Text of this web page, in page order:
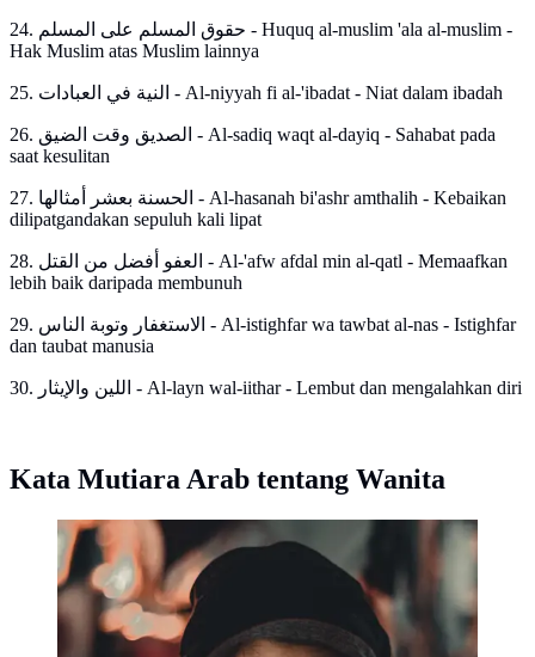
24. حقوق المسلم على المسلم - Huquq al-muslim 'ala al-muslim -
Hak Muslim atas Muslim lainnya
25. النية في العبادات - Al-niyyah fi al-'ibadat - Niat dalam ibadah
26. الصديق وقت الضيق - Al-sadiq waqt al-dayiq - Sahabat pada
saat kesulitan
27. الحسنة بعشر أمثالها - Al-hasanah bi'ashr amthalih - Kebaikan
dilipatgandakan sepuluh kali lipat
28. العفو أفضل من القتل - Al-'afw afdal min al-qatl - Memaafkan
lebih baik daripada membunuh
29. الاستغفار وتوبة الناس - Al-istighfar wa tawbat al-nas - Istighfar
dan taubat manusia
30. اللين والإيثار - Al-layn wal-iithar - Lembut dan mengalahkan diri
Kata Mutiara Arab tentang Wanita